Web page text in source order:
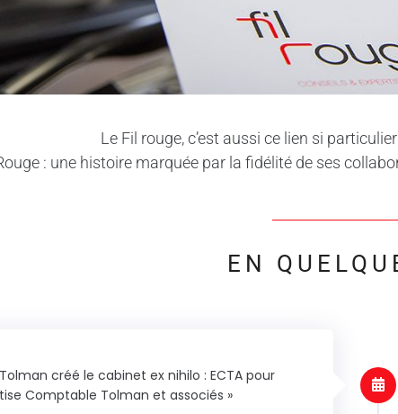
Le Fil rouge, c’est aussi ce lien si
Rouge : une histoire marquée par la fidélité de ses
EN
créé le cabinet ex nihilo : ECTA pour
Comptable Tolman et associés »